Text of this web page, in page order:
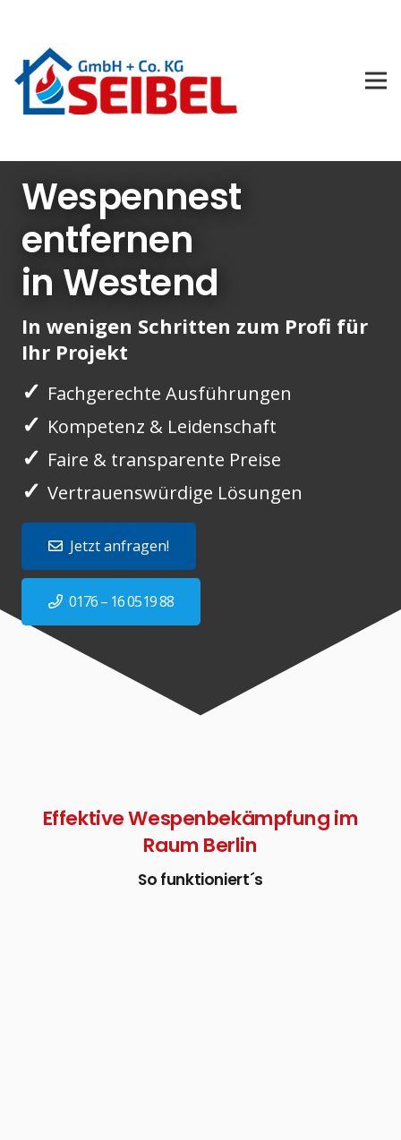
Wespennest
entfernen
in Westend
In wenigen Schritten zum Profi für
Ihr Projekt
✓ Fachgerechte Ausführungen
✓ Kompetenz & Leidenschaft
✓ Faire & transparente Preise
✓ Vertrauenswürdige Lösungen
Jetzt anfragen!
0176 – 16 0519 88
Effektive Wespenbekämpfung im
Raum Berlin
So funktioniert´s